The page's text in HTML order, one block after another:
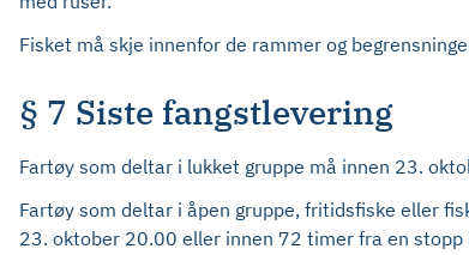
Fisket må skje innenfor de rammer og
§ 7 Siste fangstlevering
Fartøy som deltar i lukket gruppe må innen 23.
Fartøy som deltar i åpen gruppe, fritidsfiske eller
23. oktober 20.00 eller innen 72 timer fra en